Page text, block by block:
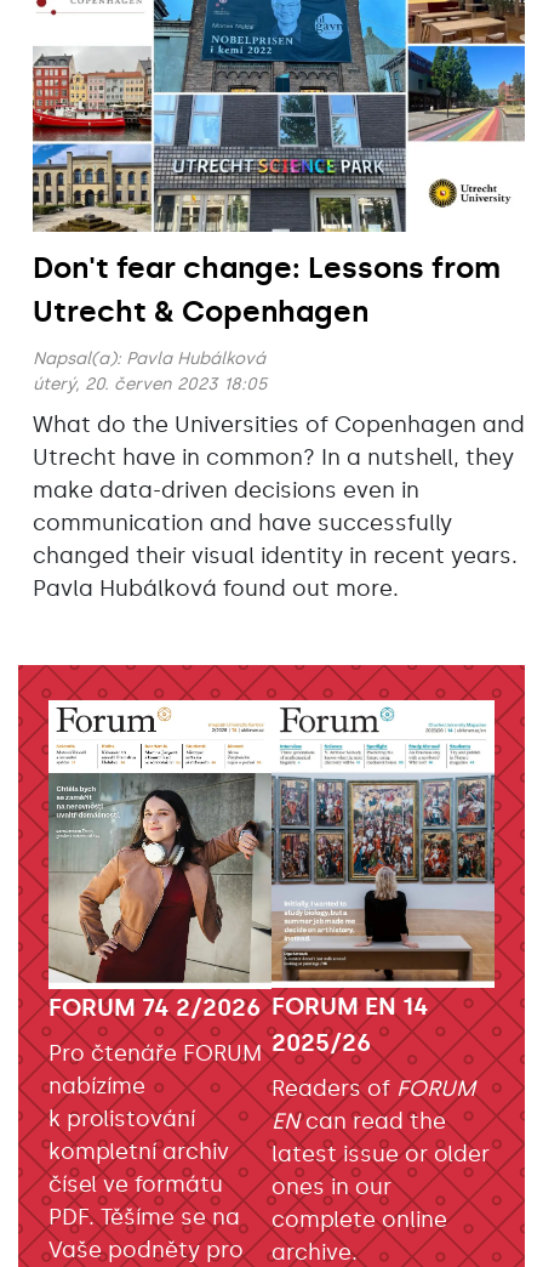
Don't fear change: Lessons from
Utrecht & Copenhagen
Napsal(a): Pavla Hubálková
úterý, 20. červen 2023 18:05
What do the Universities of Copenhagen and
Utrecht have in common? In a nutshell, they
make data-driven decisions even in
communication and have successfully
changed their visual identity in recent years.
Pavla Hubálková found out more.
FORUM 74 2/2026
Pro čtenáře FORUM
nabízíme
k prolistování
kompletní archiv
čísel ve formátu
PDF. Těšíme se na
Vaše podněty pro
FORUM EN 14
2025/26
Readers of FORUM
ENcan read the
latest issue or older
ones in our
complete online
archive.